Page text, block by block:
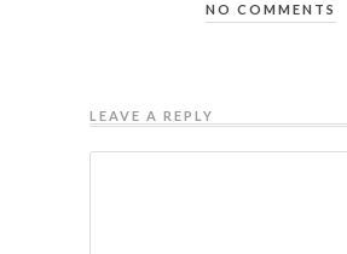
NO COMMENTS
LEAVE A REPLY